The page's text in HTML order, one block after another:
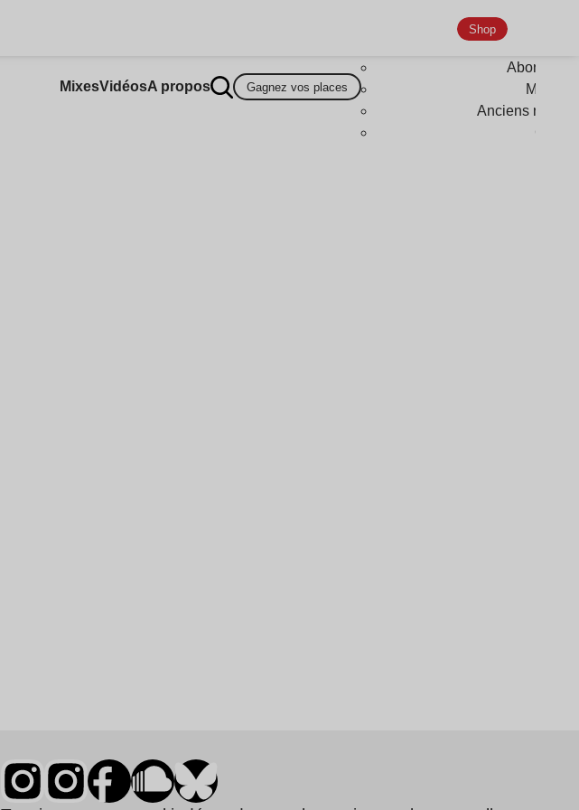
MixesVidéosA propos Gagnez vos places
Shop
Anciens